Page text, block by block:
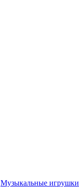
Музыкальные игрушки